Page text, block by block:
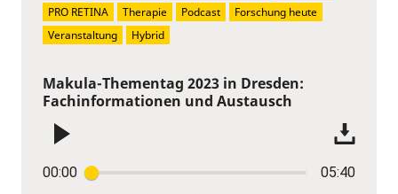
Makula-Thementag 2023 in Dresden:
Fachinformationen und Austausch
00:00 05:40
PRO RETINA
Therapie Podcast
Forschung heute
Veranstaltung
Hybrid